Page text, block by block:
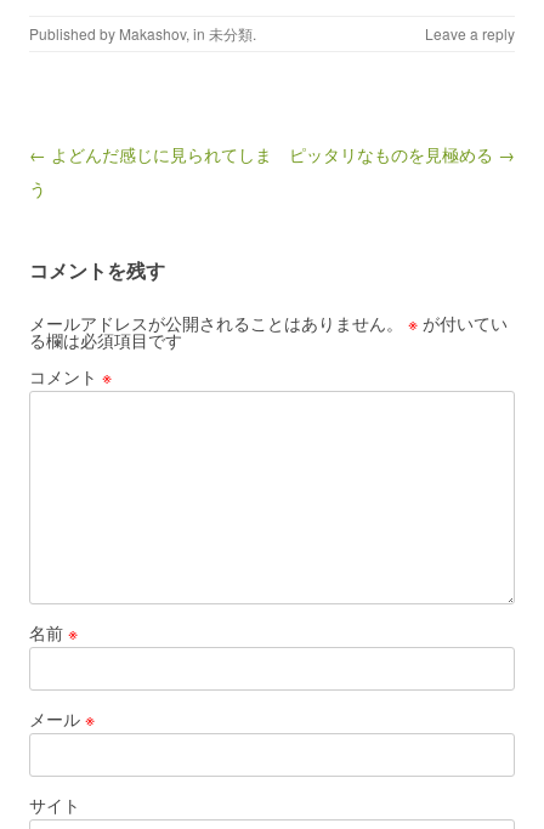
Published by Makashov, in 未分類. Leave a reply
Post navigation
← よどんだ感じに見られてしま
う
ピッタリなものを見極める →
コメントを残す
メールアドレスが公開されることはありません。 ※ が付いてい
る欄は必須項目です
コメント ※
名前 ※
メール ※
サイト